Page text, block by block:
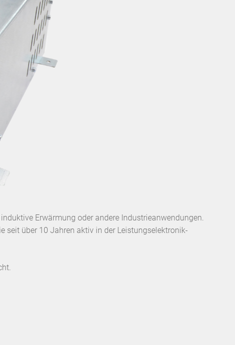
Erwärmung oder andere Industrieanwendungen.
seit über 10 Jahren aktiv in der Leistungselektronik-